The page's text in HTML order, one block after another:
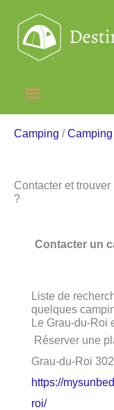
contenu
Menu
principal
Camping /
Contacter et
?
Contacter un
Liste de
quelques
Le Grau-du-Roi
Réserver une
Grau-du-Roi
https://
roi/